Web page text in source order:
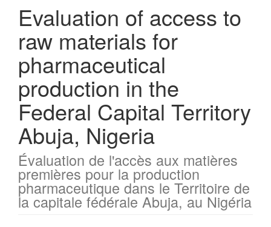
Evaluation of access to
raw materials for
pharmaceutical
production in the
Federal Capital Territory
Abuja, Nigeria
Évaluation de l'accès aux matières
premières pour la production
pharmaceutique dans le Territoire de
la capitale fédérale Abuja, au Nigéria